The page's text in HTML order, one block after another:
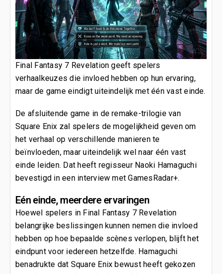
Final Fantasy 7 Revelation geeft spelers
verhaalkeuzes die invloed hebben op hun ervaring,
maar de game eindigt uiteindelijk met één vast einde.
De afsluitende game in de remake-trilogie van
Square Enix zal spelers de mogelijkheid geven om
het verhaal op verschillende manieren te
beïnvloeden, maar uiteindelijk wel naar één vast
einde leiden. Dat heeft regisseur Naoki Hamaguchi
bevestigd in een interview met GamesRadar+.
Eén einde, meerdere ervaringen
Hoewel spelers in Final Fantasy 7 Revelation
belangrijke beslissingen kunnen nemen die invloed
hebben op hoe bepaalde scènes verlopen, blijft het
eindpunt voor iedereen hetzelfde. Hamaguchi
benadrukte dat Square Enix bewust heeft gekozen